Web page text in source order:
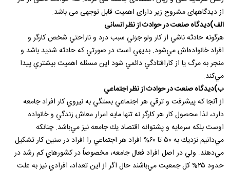
از دیدگاههای مشروح زیر دارای اهمیت قابل توجهی می باشد.
الف)دیدگاه صنعت در حوادث از نظر انسانی
هرگونه‌ حادثه‌ ناشي‌ از كار ولو جزئي‌ سبب‌ درد و ناراحتي‌ شخص‌ كارگر و
افراد خانواده‌اش‌ مي‌شود. بديهي‌ است‌ در صورتي‌ كه‌ حادثه‌ شديد باشد و
منجر به‌ مرگ‌ يا از كارافتادگي‌ دائمي‌ شود اين‌ مسئله‌ اهميت‌ بيشتري‌ پيدا
مي‌كند.
ب)دیدگاه صنعت در حوادث از نظر اجتماعي‌
از آنجا كه‌ پيشرفت‌ و ترقي‌ هر اجتماعي‌ بستگي‌ به‌ نيروي‌ كار افراد جامعه‌
دارد، لذا محصول‌ كار هر كارگر نه‌ تنها مايه‌ امرار معاش‌ زندگي‌ و خانواده‌
اوست‌ بلكه‌ سرمايه‌ و پشتوانه‌ اقتصاد يك‌ جامعه‌ نيز مي‌باشد. چنانكه‌
مي‌دانيم‌ نزديك‌ به‌ ۵۰ تا ۶۰% افراد هر اجتماعي‌ را افراد در سنين‌ كار تشكيل‌
مي‌دهند. ولي‌ در اصل‌ افراد فعال‌ جامعه‌، مخصوصاً در كشورهاي‌ كم‌ رشد در
حدود ۲۵% كل‌ جمعيت‌ مي‌باشند حال‌ اگر از اين‌ تعداد، افرادي‌ نيز به‌ علت‌